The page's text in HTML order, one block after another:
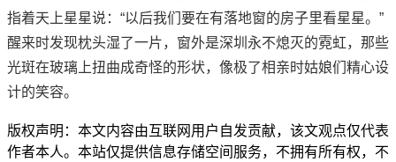
指着天上星星说：“以后我们要在有落地窗的房子里看星星。”
醒来时发现枕头湿了一片，窗外是深圳永不熄灭的霓虹，那些
光斑在玻璃上扭曲成奇怪的形状，像极了相亲时姑娘们精心设
计的笑容。
版权声明：本文内容由互联网用户自发贡献，该文观点仅代表
作者本人。本站仅提供信息存储空间服务，不拥有所有权，不